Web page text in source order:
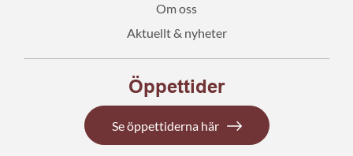
Om oss
Aktuellt & nyheter
Öppettider
Se öppettiderna här